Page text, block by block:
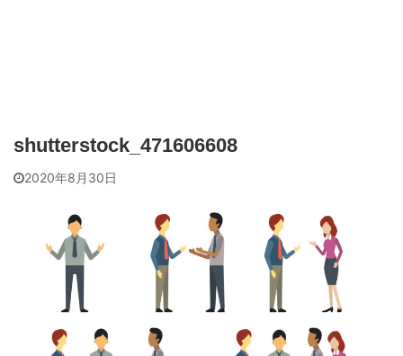
shutterstock_471606608
2020年8月30日